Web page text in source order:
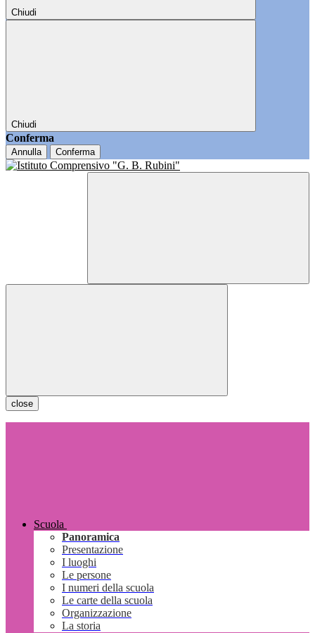
Chiudi
Chiudi
Conferma
Annulla Conferma
close
Scuola
Panoramica
Presentazione
I luoghi
Le persone
I numeri della scuola
Le carte della scuola
Organizzazione
La storia